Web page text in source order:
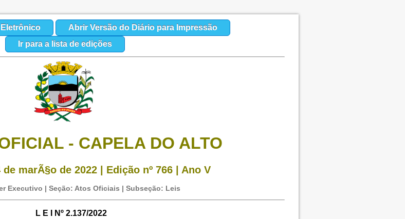
Abrir Versão do Diário para Impressão
Ir para a lista de edições
- CAPELA DO ALTO
marÃ§o de 2022 | Edição nº 766 | Ano V
Executivo | Seção: Atos Oficiais | Subseção: Leis
L E I Nº 2.137/2022